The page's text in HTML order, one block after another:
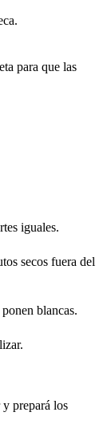
para que las
iguales.
secos fuera del
blancas.
prepará los